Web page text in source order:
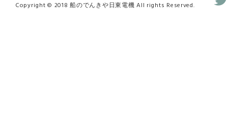
Copyright © 2018 船のでんきや日東電機 All rights Reserved.